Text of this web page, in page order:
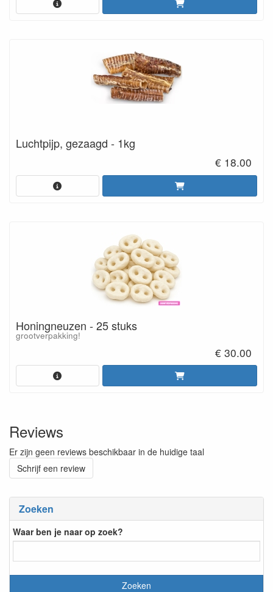
Zoeken
Waar ben je naar op zoek?
Luchtpijp, gezaagd - 1kg
€ 18.00
Honingneuzen - 25 stuks
grootverpakking!
€ 30.00
Reviews
Er zijn geen reviews beschikbaar in de huidige taal
Schrijf een review